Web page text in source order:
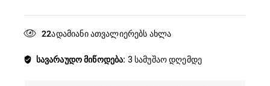
26
სავარაუდო მიწოდება: 3 სამუშაო დღემდე